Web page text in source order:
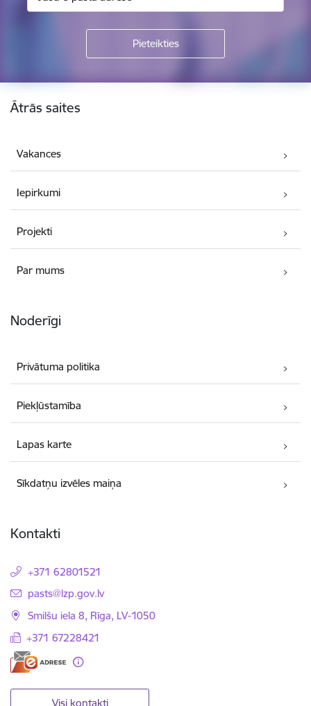
Kājene
Ātrās saites
Vakances
Iepirkumi
Projekti
Par mums
Noderīgi
Privātuma politika
Piekļūstamība
Lapas karte
Sīkdatņu izvēles maiņa
Kontakti
+371 62801521
E-pasts:
pasts@lzp.gov.lv
Smilšu iela 8, Rīga, LV-1050
+371 67228421
Visi kontakti